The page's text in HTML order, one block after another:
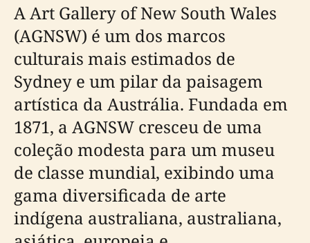
A Art Gallery of New South Wales
(AGNSW) é um dos marcos
culturais mais estimados de
Sydney e um pilar da paisagem
artística da Austrália. Fundada em
1871, a AGNSW cresceu de uma
coleção modesta para um museu
de classe mundial, exibindo uma
gama diversificada de arte
indígena australiana, australiana,